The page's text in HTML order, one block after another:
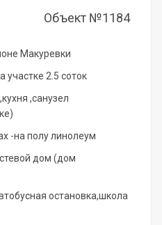
Объект №1184
Макуревки
2.5 соток
,санузел
-на полу линолеум
дом (дом
остановка,школа